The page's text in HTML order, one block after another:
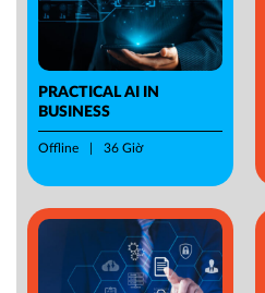
PRACTICAL AI IN
BUSINESS
Offline 36 Giờ